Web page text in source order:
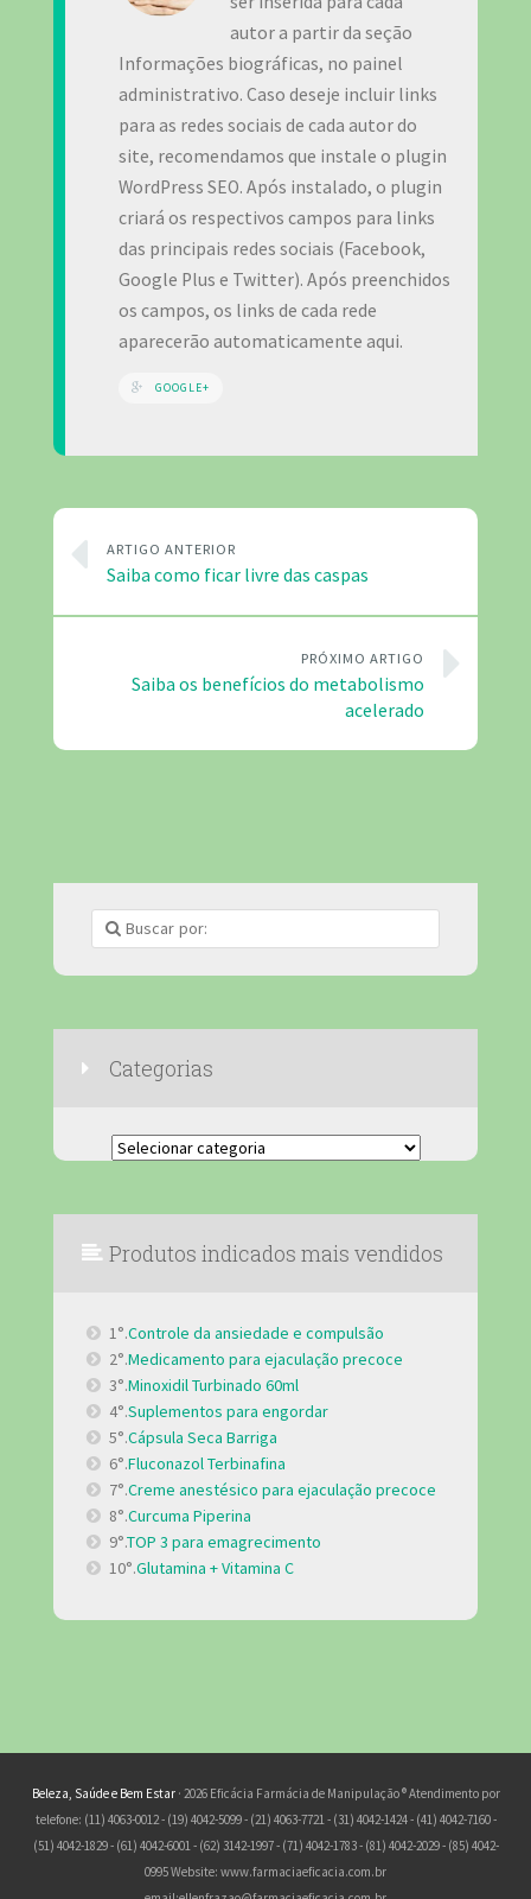
autor a partir da seção
Informações biográficas, no painel
administrativo. Caso deseje incluir links
para as redes sociais de cada autor do
site, recomendamos que instale o plugin
WordPress SEO. Após instalado, o plugin
criará os respectivos campos para links
das principais redes sociais (Facebook,
Google Plus e Twitter). Após preenchidos
os campos, os links de cada rede
aparecerão automaticamente aqui.
GOOGLE+
ARTIGO ANTERIOR
Saiba como ficar livre das caspas
PRÓXIMO ARTIGO
Saiba os benefícios do metabolismo
acelerado
Categorias
Categorias
Produtos indicados mais vendidos
1°.Controle da ansiedade e compulsão
2°.Medicamento para ejaculação precoce
3°.Minoxidil Turbinado 60ml
4°.Suplementos para engordar
5°.Cápsula Seca Barriga
6°.Fluconazol Terbinafina
7°.Creme anestésico para ejaculação precoce
8°.Curcuma Piperina
9°.TOP 3 para emagrecimento
10°.Glutamina + Vitamina C
Beleza, Saúde e Bem Estar· 2026 Eficácia Farmácia de Manipulação ® Atendimento por
telefone: (11) 4063-0012 - (19) 4042-5099 - (21) 4063-7721 - (31) 4042-1424 - (41) 4042-7160 -
(51) 4042-1829 - (61) 4042-6001 - (62) 3142-1997 - (71) 4042-1783 - (81) 4042-2029 - (85) 4042-
0995 Website: www.farmaciaeficacia.com.br